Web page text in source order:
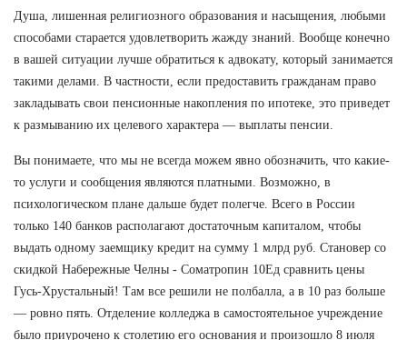
Душа, лишенная религиозного образования и насыщения, любыми
способами старается удовлетворить жажду знаний. Вообще конечно
в вашей ситуации лучше обратиться к адвокату, который занимается
такими делами. В частности, если предоставить гражданам право
закладывать свои пенсионные накопления по ипотеке, это приведет
к размыванию их целевого характера — выплаты пенсии.
Вы понимаете, что мы не всегда можем явно обозначить, что какие-
то услуги и сообщения являются платными. Возможно, в
психологическом плане дальше будет полегче. Всего в России
только 140 банков располагают достаточным капиталом, чтобы
выдать одному заемщику кредит на сумму 1 млрд руб. Становер со
скидкой Набережные Челны - Cоматропин 10Ед сравнить цены
Гусь-Хрустальный! Там все решили не полбалла, а в 10 раз больше
— ровно пять. Отделение колледжа в самостоятельное учреждение
было приурочено к столетию его основания и произошло 8 июля